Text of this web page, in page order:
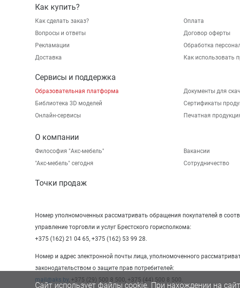
Как купить?
Как сделать заказ?
Вопросы и ответы
Рекламации
Доставка
Оплата
Договор оферты
Обработка
Как использовать
Сервисы и поддержка
Образовательная платформа
Библиотека 3D моделей
Онлайн-сервисы
Документы для
Сертификаты
Печатная
О компании
Философия "Акс-мебель"
"Aкс-мебель" сегодня
Вакансии
Сотрудничество
Точки продаж
Номер уполномоченных рассматривать обращения покупателей в
управление торговли и услуг Брестского горисполкома:
+375 (162) 21 04 65, +375 (162) 53 99 28.
Номер и адрес электронной почты лица, уполномоченного
законодательством о защите прав потребителей:
mail@aks.by, +375 (29) 500 8 500, +375 (44) 500 8 500.
Сайт использует файлы cookie. При нахождении на